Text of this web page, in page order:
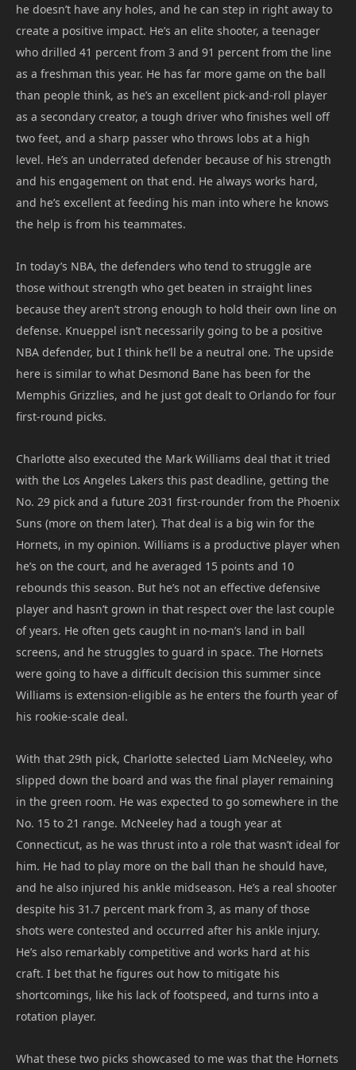
he doesn’t have any holes, and he can step in right away to
create a positive impact. He’s an elite shooter, a teenager
who drilled 41 percent from 3 and 91 percent from the line
as a freshman this year. He has far more game on the ball
than people think, as he’s an excellent pick-and-roll player
as a secondary creator, a tough driver who finishes well off
two feet, and a sharp passer who throws lobs at a high
level. He’s an underrated defender because of his strength
and his engagement on that end. He always works hard,
and he’s excellent at feeding his man into where he knows
the help is from his teammates.
In today’s NBA, the defenders who tend to struggle are
those without strength who get beaten in straight lines
because they aren’t strong enough to hold their own line on
defense. Knueppel isn’t necessarily going to be a positive
NBA defender, but I think he’ll be a neutral one. The upside
here is similar to what Desmond Bane has been for the
Memphis Grizzlies, and he just got dealt to Orlando for four
first-round picks.
Charlotte also executed the Mark Williams deal that it tried
with the Los Angeles Lakers this past deadline, getting the
No. 29 pick and a future 2031 first-rounder from the Phoenix
Suns (more on them later). That deal is a big win for the
Hornets, in my opinion. Williams is a productive player when
he’s on the court, and he averaged 15 points and 10
rebounds this season. But he’s not an effective defensive
player and hasn’t grown in that respect over the last couple
of years. He often gets caught in no-man’s land in ball
screens, and he struggles to guard in space. The Hornets
were going to have a difficult decision this summer since
Williams is extension-eligible as he enters the fourth year of
his rookie-scale deal.
With that 29th pick, Charlotte selected Liam McNeeley, who
slipped down the board and was the final player remaining
in the green room. He was expected to go somewhere in the
No. 15 to 21 range. McNeeley had a tough year at
Connecticut, as he was thrust into a role that wasn’t ideal for
him. He had to play more on the ball than he should have,
and he also injured his ankle midseason. He’s a real shooter
despite his 31.7 percent mark from 3, as many of those
shots were contested and occurred after his ankle injury.
He’s also remarkably competitive and works hard at his
craft. I bet that he figures out how to mitigate his
shortcomings, like his lack of footspeed, and turns into a
rotation player.
What these two picks showcased to me was that the Hornets